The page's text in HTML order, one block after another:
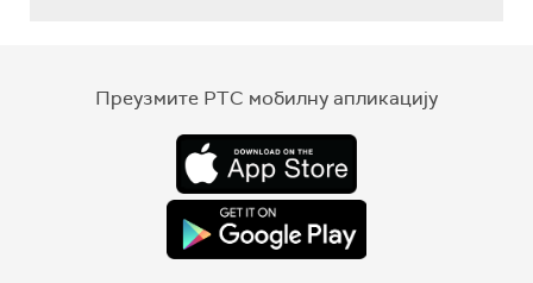
Преузмите РТС мобилну апликацију